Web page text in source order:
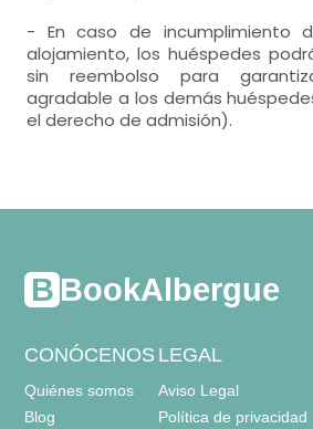
- En caso de incumplimiento
alojamiento, los huéspedes
sin reembolso para
agradable a los demás
el derecho de admisión).
BookAlbergue
CONÓCENOS
Quiénes somos
Blog
LEGAL
Aviso Legal
Política de privacidad